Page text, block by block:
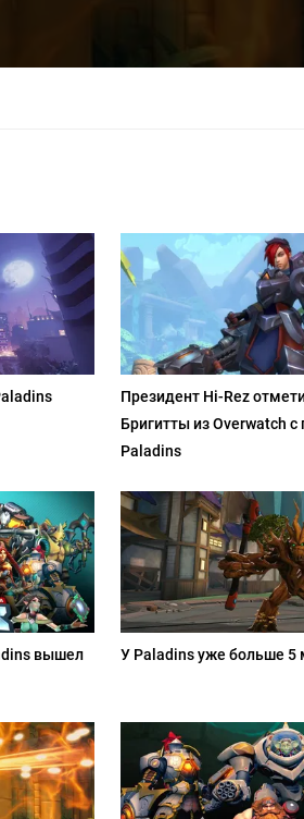
Президент Hi-Rez
Бригитты из Overwatch
Paladins
вышел
У Paladins уже больше 5